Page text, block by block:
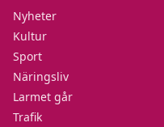
Nyheter
Kultur
Sport
Näringsliv
Larmet går
Trafik